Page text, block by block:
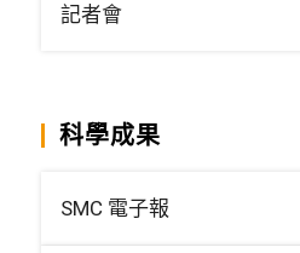
記者會
科學成果
SMC 電子報